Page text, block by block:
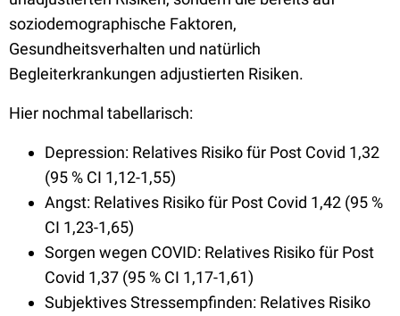
soziodemographische Faktoren,
Gesundheitsverhalten und natürlich
Begleiterkrankungen adjustierten Risiken.
Hier nochmal tabellarisch:
Depression: Relatives Risiko für Post Covid 1,32
(95 % CI 1,12-1,55)
Angst: Relatives Risiko für Post Covid 1,42 (95 %
CI 1,23-1,65)
Sorgen wegen COVID: Relatives Risiko für Post
Covid 1,37 (95 % CI 1,17-1,61)
Subjektives Stressempfinden: Relatives Risiko